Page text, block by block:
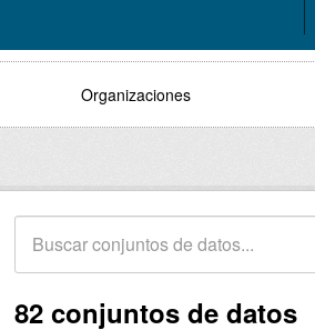
Organizaciones
82 conjuntos de datos